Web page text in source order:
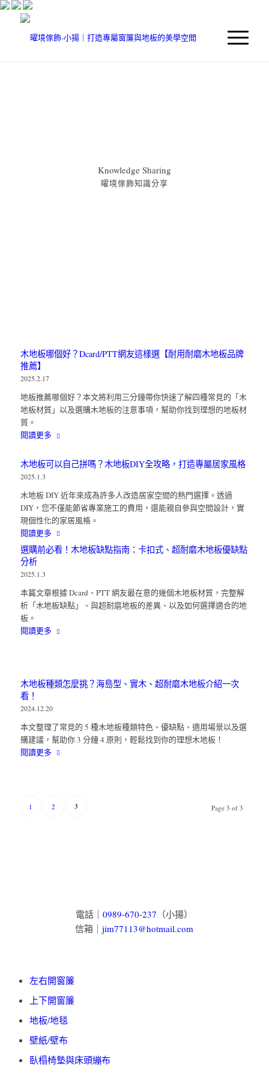
Knowledge Sharing
曜境傢飾知識分享
木地板哪個好？Dcard/PTT網友這樣選【耐用耐磨木地板品牌
推薦】
2025.2.17
地板推薦哪個好？本文將利用三分鐘帶你快速了解四種常見的「木
地板材質」以及選購木地板的注意事項，幫助你找到理想的地板材
質。
閱讀更多
木地板可以自己拼嗎？木地板DIY全攻略，打造專屬居家風格
2025.1.3
木地板 DIY 近年來成為許多人改造居家空間的熱門選擇。透過
DIY，您不僅能節省專業施工的費用，還能親自參與空間設計，實
現個性化的家居風格。
閱讀更多
選購前必看！木地板缺點指南：卡扣式、超耐磨木地板優缺點
分析
2025.1.3
本篇文章根據 Dcard、PTT 網友最在意的幾個木地板材質，完整解
析「木地板缺點」、與超耐磨地板的差異、以及如何選擇適合的地
板。
閱讀更多
木地板種類怎麼挑？海島型、實木、超耐磨木地板介紹一次
看！
2024.12.20
本文整理了常見的 5 種木地板種類特色、優缺點、適用場景以及選
購建議，幫助你 3 分鐘 4 原則，輕鬆找到你的理想木地板！
閱讀更多
Page 3 of 3
1 2 3
電話｜0989-670-237 （小揚）
信箱｜jim77113@hotmail.com
左右開窗簾
上下開窗簾
地板/地毯
壁紙/壁布
臥榻椅墊與床頭繃布